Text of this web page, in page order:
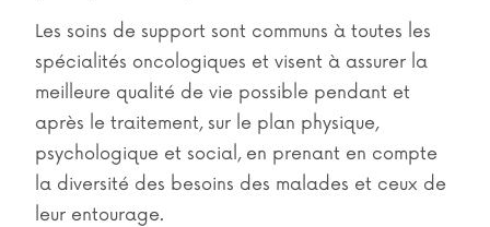
Les soins de support sont communs à toutes les
spécialités oncologiques et visent à assurer la
meilleure qualité de vie possible pendant et
après le traitement, sur le plan physique,
psychologique et social, en prenant en compte
la diversité des besoins des malades et ceux de
leur entourage.